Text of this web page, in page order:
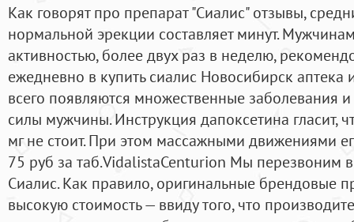
Как говорят про препарат "Сиалис" отзывы,
нормальной эрекции составляет минут.
активностью, более двух раз в неделю,
ежедневно в купить сиалис Новосибирск аптека
всего появляются множественные заболевания
силы мужчины. Инструкция дапоксетина гласит,
мг не стоит. При этом массажными движениями
75 руб за таб.VidalistaCenturion Мы перезвоним
Сиалис. Как правило, оригинальные брендовые
высокую стоимость — ввиду того, что